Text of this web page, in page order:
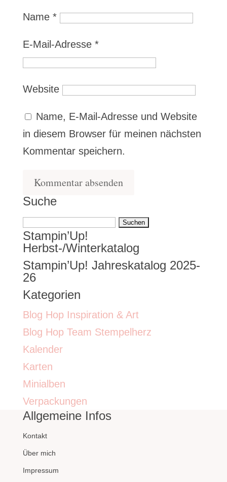
Name *
E-Mail-Adresse *
Website
Name, E-Mail-Adresse und Website
in diesem Browser für meinen nächsten
Kommentar speichern.
Suche
Suchen
nach:
Stampin’Up!
Herbst-/Winterkatalog
Stampin’Up! Jahreskatalog 2025-
26
Kategorien
Blog Hop Inspiration & Art
Blog Hop Team Stempelherz
Kalender
Karten
Minialben
Verpackungen
Allgemeine Infos
Kontakt
Über mich
Impressum